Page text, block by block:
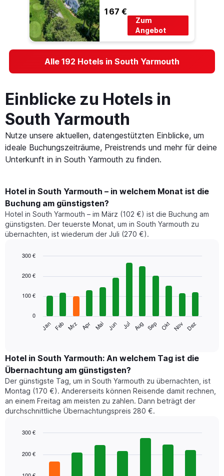
167 €
Zum
Angebot
Alle 192 Hotels in South Yarmouth
Einblicke zu Hotels in
South Yarmouth
Nutze unsere aktuellen, datengestützten Einblicke, um
ideale Buchungszeiträume, Preistrends und mehr für deine
Unterkunft in in South Yarmouth zu finden.
Hotel in South Yarmouth – in welchem Monat ist die
Buchung am günstigsten?
Hotel in South Yarmouth – im März (102 €) ist die Buchung am
günstigsten. Der teuerste Monat, um in South Yarmouth zu
übernachten, ist wiederum der Juli (270 €).
chart
bars.
folgende
den
durchschnittlichen
Zimmerpreis
im
jeweiligen
Monat
an.
Diagramm
graphic.
Jan Feb Mrz Apr Mai Jun Jul Aug Sep Okt Nov Dez
0
100 €
200 €
300 €
Hotel in South Yarmouth: An welchem Tag ist die
Übernachtung am günstigsten?
Der günstigste Tag, um in South Yarmouth zu übernachten, ist
Montag (170 €). Andererseits können Reisende damit rechnen,
an einem Freitag am meisten zu zahlen. Dann beträgt der
durchschnittliche Übernachtungspreis 280 €.
chart
200 €
300 €